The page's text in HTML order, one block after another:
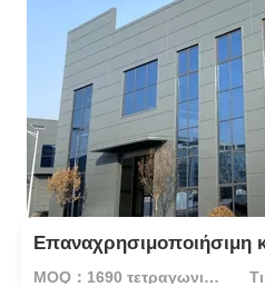
Επαναχρησιμοποιήσιμη
MOQ：1690 τετραγωνικά μέτρα